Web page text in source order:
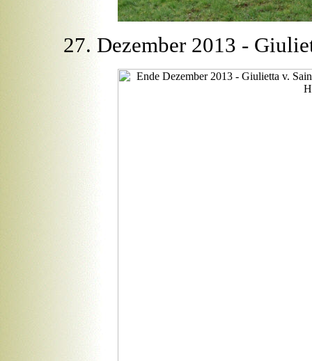
27. Dezember 2013 -